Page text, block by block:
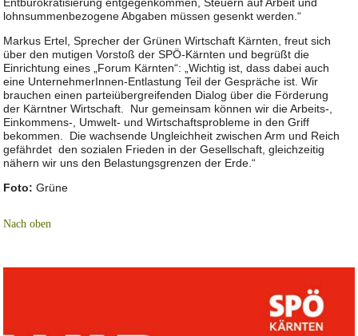
lohnsummenbezogene Abgaben müssen gesenkt werden.“
Markus Ertel, Sprecher der Grünen Wirtschaft Kärnten, freut sich
über den mutigen Vorstoß der SPÖ-Kärnten und begrüßt die
Einrichtung eines „Forum Kärnten“: „Wichtig ist, dass dabei auch
eine UnternehmerInnen-Entlastung Teil der Gespräche ist. Wir
brauchen einen parteiübergreifenden Dialog über die Förderung
der Kärntner Wirtschaft. Nur gemeinsam können wir die Arbeits-,
Einkommens-, Umwelt- und Wirtschaftsprobleme in den Griff
bekommen. Die wachsende Ungleichheit zwischen Arm und Reich
gefährdet den sozialen Frieden in der Gesellschaft, gleichzeitig
nähern wir uns den Belastungsgrenzen der Erde.“
Foto: Grüne
Nach oben